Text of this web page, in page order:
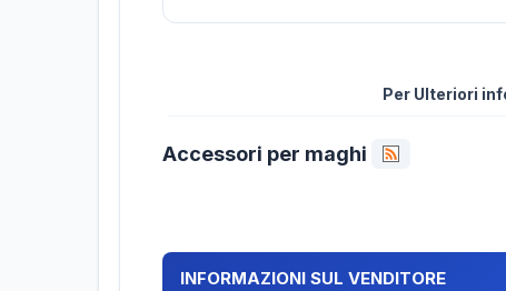
Per Ulteriori
Accessori per maghi
INFORMAZIONI SUL VENDITORE